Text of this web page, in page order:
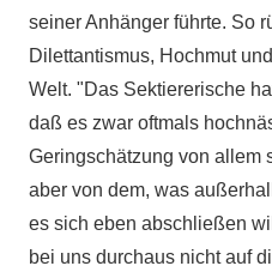
seiner Anhänger führte. So
Dilettantismus, Hochmut
Welt. "Das Sektiererische
daß es zwar oftmals
Geringschätzung von allem
aber von dem, was
es sich eben abschließen
bei uns durchaus nicht auf